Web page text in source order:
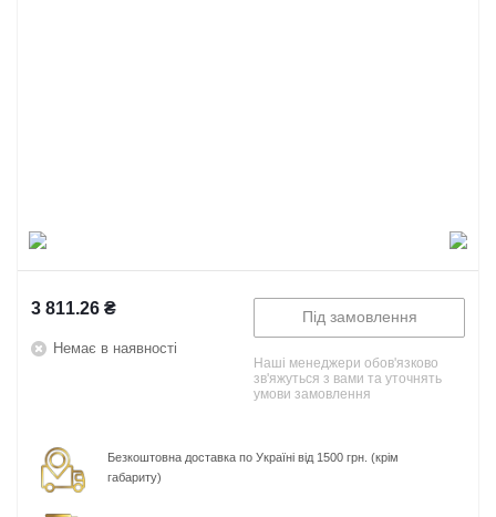
3 811.26 ₴
Немає в наявності
Під замовлення
Наші менеджери обов'язково
зв'яжуться з вами та уточнять
умови замовлення
Безкоштовна доставка по Україні від 1500 грн. (крім
габариту)